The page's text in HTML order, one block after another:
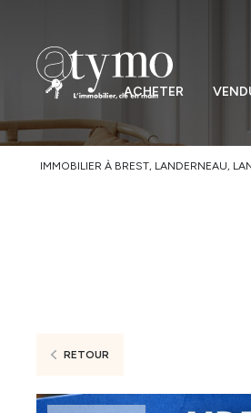
ACHETER
IMMOBILIER À BREST, LANDERNEAU,
RETOUR